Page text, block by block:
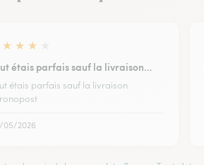
★ ★ ★
étais parfais sauf la livraison…
étais parfais sauf la livraison
05/2026